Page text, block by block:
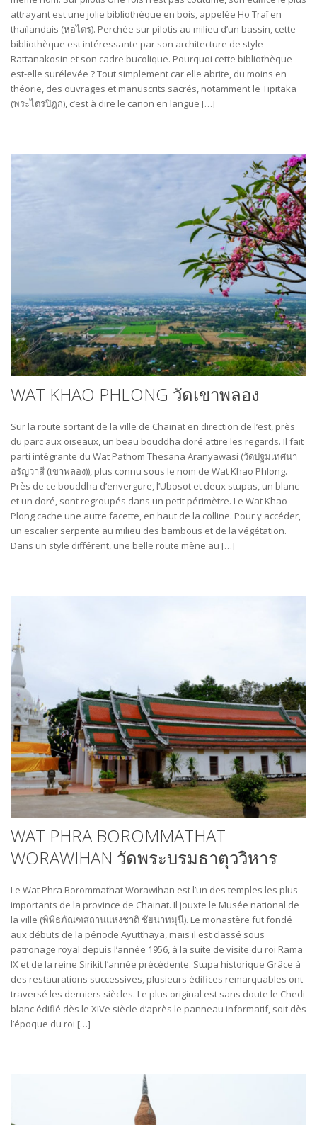
attrayant est une jolie bibliothèque en bois, appelée Ho Traï en
thaïlandais (หอไตร). Perchée sur pilotis au milieu d’un bassin, cette
bibliothèque est intéressante par son architecture de style
Rattanakosin et son cadre bucolique. Pourquoi cette bibliothèque
est-elle surélevée ? Tout simplement car elle abrite, du moins en
théorie, des ouvrages et manuscrits sacrés, notamment le Tipitaka
(พระไตรปิฎก), c’est à dire le canon en langue […]
WAT KHAO PHLONG วัดเขาพลอง
Sur la route sortant de la ville de Chainat en direction de l’est, près
du parc aux oiseaux, un beau bouddha doré attire les regards. Il fait
parti intégrante du Wat Pathom Thesana Aranyawasi (วัดปฐมเทศนา
อรัญวาสี (เขาพลอง)), plus connu sous le nom de Wat Khao Phlong.
Près de ce bouddha d’envergure, l’Ubosot et deux stupas, un blanc
et un doré, sont regroupés dans un petit périmètre. Le Wat Khao
Plong cache une autre facette, en haut de la colline. Pour y accéder,
un escalier serpente au milieu des bambous et de la végétation.
Dans un style différent, une belle route mène au […]
WAT PHRA BOROMMATHAT
WORAWIHAN วัดพระบรมธาตุววิหาร
Le Wat Phra Borommathat Worawihan est l’un des temples les plus
importants de la province de Chainat. Il jouxte le Musée national de
la ville (พิพิธภัณฑสถานแห่งชาติ ชัยนาทมุนี). Le monastère fut fondé
aux débuts de la période Ayutthaya, mais il est classé sous
patronage royal depuis l’année 1956, à la suite de visite du roi Rama
IX et de la reine Sirikit l’année précédente. Stupa historique Grâce à
des restaurations successives, plusieurs édifices remarquables ont
traversé les derniers siècles. Le plus original est sans doute le Chedi
blanc édifié dès le XIVe siècle d’après le panneau informatif, soit dès
l’époque du roi […]